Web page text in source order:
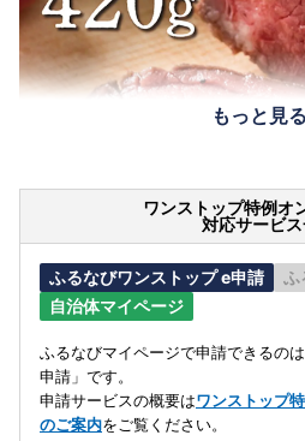
もっと見る
ワンストップ特例オ
対応サービ
ふるなびワンストップ e申請
ふ
自治体マイページ
ふるなびマイページで申請できるの
申請」です。
申請サービスの概要はワンストップ
のご案内をご覧ください。